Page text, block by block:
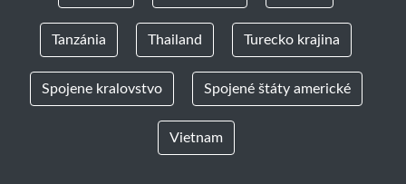
Tanzánia Thailand Turecko krajina
Spojene kralovstvo Spojené štáty americké
Vietnam